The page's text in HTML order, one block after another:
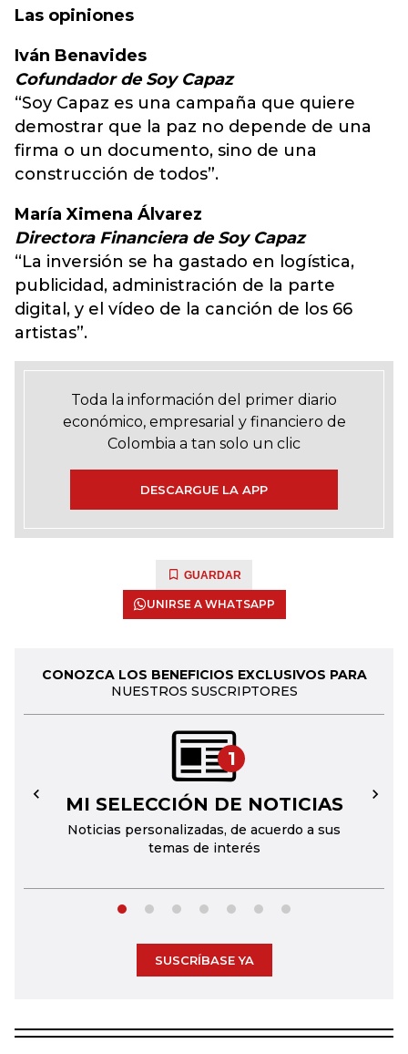
Las opiniones
Iván Benavides
Cofundador de Soy Capaz
“Soy Capaz es una campaña que quiere
demostrar que la paz no depende de una
firma o un documento, sino de una
construcción de todos”.
María Ximena Álvarez
Directora Financiera de Soy Capaz
“La inversión se ha gastado en logística,
publicidad, administración de la parte
digital, y el vídeo de la canción de los 66
artistas”.
Toda la información del primer diario
económico, empresarial y financiero de
Colombia a tan solo un clic
DESCARGUE LA APP
GUARDAR
UNIRSE A WHATSAPP
CONOZCA LOS BENEFICIOS EXCLUSIVOS PARA
NUESTROS SUSCRIPTORES
1
MI SELECCIÓN DE NOTICIAS
Noticias personalizadas, de acuerdo a sus
temas de interés
← →
SUSCRÍBASE YA